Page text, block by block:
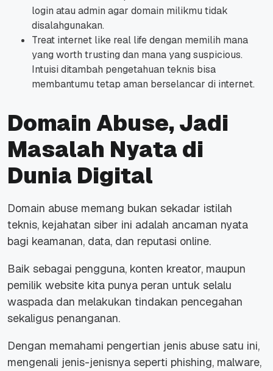
login atau admin agar domain milikmu tidak
disalahgunakan.
Treat internet like real life dengan memilih mana
yang worth trusting dan mana yang suspicious.
Intuisi ditambah pengetahuan teknis bisa
membantumu tetap aman berselancar di internet.
Domain Abuse, Jadi
Masalah Nyata di
Dunia Digital
Domain abuse memang bukan sekadar istilah
teknis, kejahatan siber ini adalah ancaman nyata
bagi keamanan, data, dan reputasi online.
Baik sebagai pengguna, konten kreator, maupun
pemilik website kita punya peran untuk selalu
waspada dan melakukan tindakan pencegahan
sekaligus penanganan.
Dengan memahami pengertian jenis abuse satu ini,
mengenali jenis-jenisnya seperti phishing, malware,